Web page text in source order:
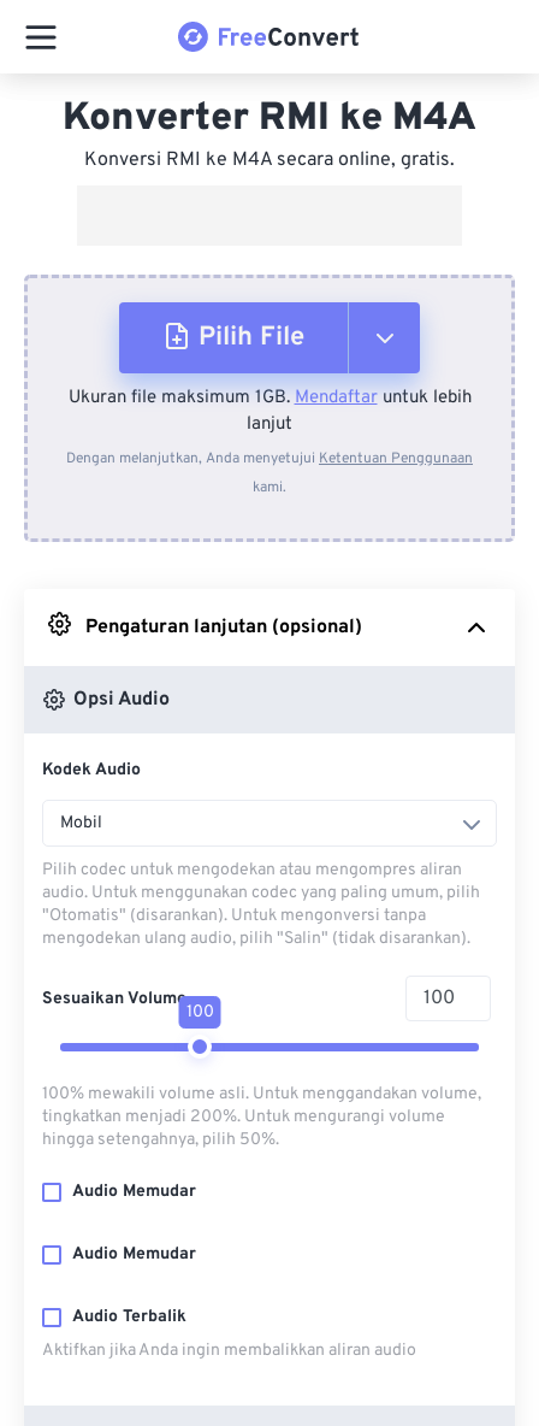
Konverter RMI ke M4A
Konversi RMI ke M4A secara online, gratis.
Pilih File
Dari Perangkat
Dari Dropbox
Ukuran file maksimum 1GB.Mendaftaruntuk lebih
lanjut
Dengan melanjutkan, Anda menyetujui Ketentuan Penggunaan
kami.
Pengaturan lanjutan (opsional)
Opsi Audio
Kodek Audio
Mobil
Pilih codec untuk mengodekan atau mengompres aliran
audio. Untuk menggunakan codec yang paling umum, pilih
"Otomatis" (disarankan). Untuk mengonversi tanpa
mengodekan ulang audio, pilih "Salin" (tidak disarankan).
Sesuaikan Volume
100
100% mewakili volume asli. Untuk menggandakan volume,
tingkatkan menjadi 200%. Untuk mengurangi volume
hingga setengahnya, pilih 50%.
Audio Memudar
Audio Memudar
Audio Terbalik
Aktifkan jika Anda ingin membalikkan aliran audio